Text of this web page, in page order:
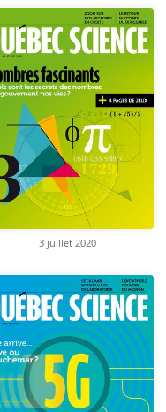
3 juillet 2020